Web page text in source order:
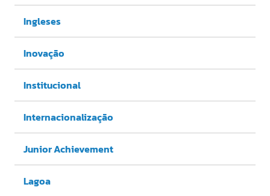
Ingleses
Inovação
Institucional
Internacionalização
Junior Achievement
Lagoa